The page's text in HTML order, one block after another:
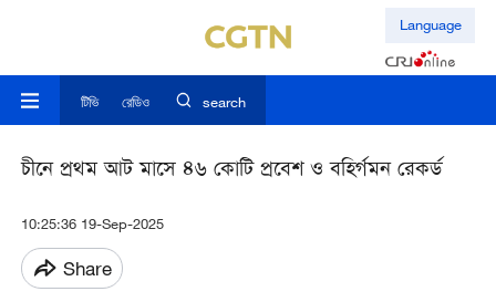
Language
টিভি রেডিও search
চীনে প্রথম আট মাসে ৪৬ কোটি প্রবেশ ও বহির্গমন রেকর্ড
10:25:36 19-Sep-2025
Share